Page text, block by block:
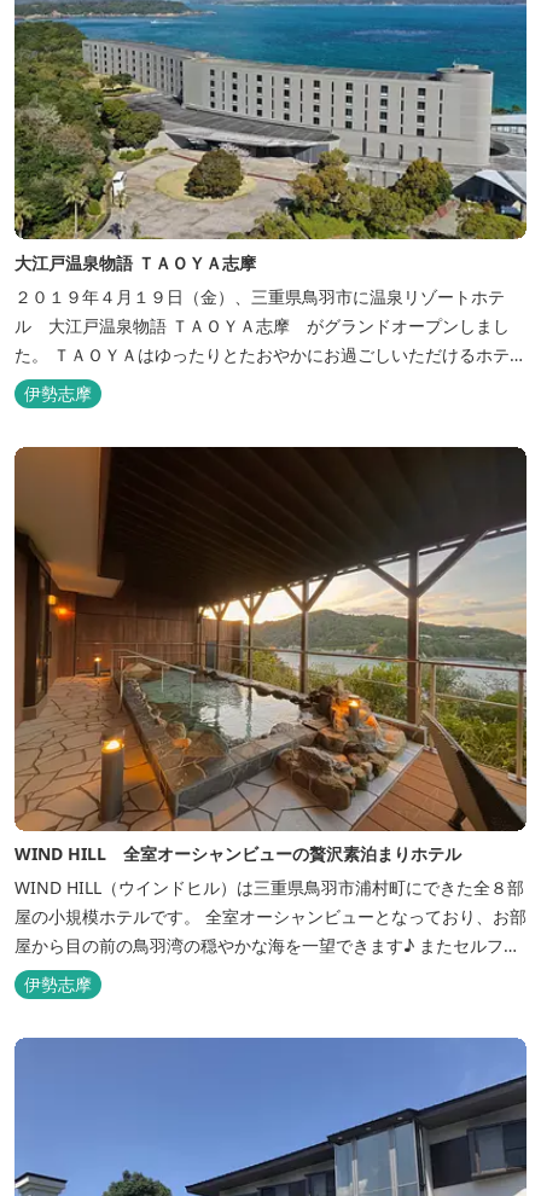
大江戸温泉物語 ＴＡＯＹＡ志摩
２０１９年４月１９日（金）、三重県鳥羽市に温泉リゾートホテ
ル 大江戸温泉物語 ＴＡＯＹＡ志摩 がグランドオープンしまし
た。 ＴＡＯＹＡはゆったりとたおやかにお過ごしいただけるホテル
を目指し、カキの産地の鳥羽市浦村町にオープンしました。 目の前
は太平洋に注ぐ伊勢湾の海の風景が広がり、後背は山に囲まれ、自
伊勢志摩
WIND HILL 全室オーシャンビューの贅沢素泊まりホテル
WIND HILL（ウインドヒル）は三重県鳥羽市浦村町にできた全８部
屋の小規模ホテルです。 全室オーシャンビューとなっており、お部
屋から目の前の鳥羽湾の穏やかな海を一望できます♪ またセルフチ
ェックイン方式を採用しているため、好きな時間に非対面でチェッ
クインが可能です。 食事提供や接客サービスがない分、リーズナブ
伊勢志摩